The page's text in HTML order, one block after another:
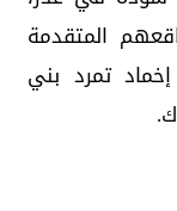
المتقدمة
تمرد بني